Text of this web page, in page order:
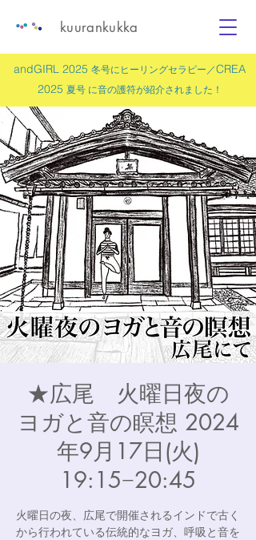
andGIRL 2025 冬号にヒーリングセラピー／CREA
2025 夏号 に音の護符が紹介されました！
kuurankukka
★広尾 火曜日夜の
ヨガと音の瞑想 2024
年9月17日(火)
19:15−20:45
火曜日の夜、広尾で開催されるインドで古く
から行われている伝統的なヨガ、呼吸と音を